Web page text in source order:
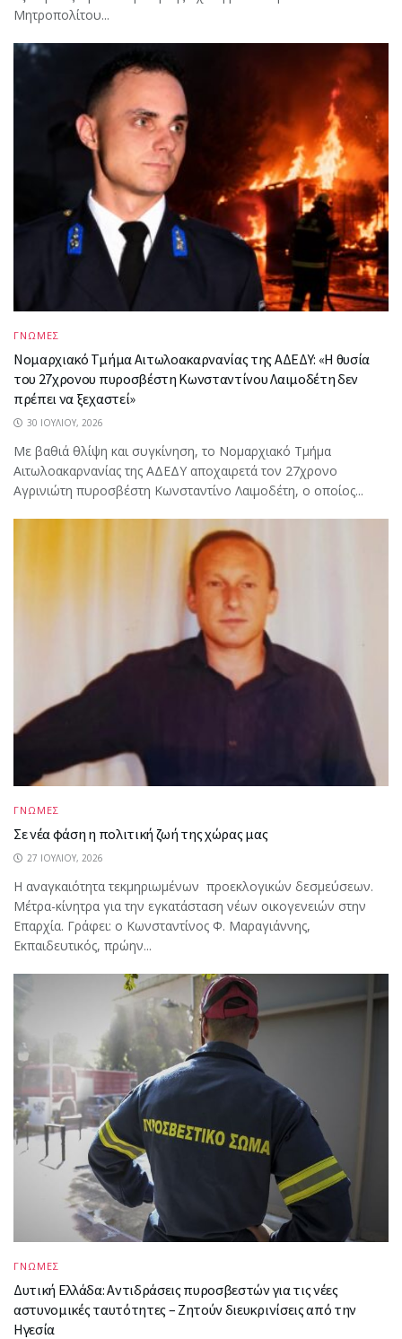
Μητροπολίτου...
ΓΝΩΜΕΣ
Νομαρχιακό Τμήμα Αιτωλοακαρνανίας της ΑΔΕΔΥ: «Η θυσία
του 27χρονου πυροσβέστη Κωνσταντίνου Λαιμοδέτη δεν
πρέπει να ξεχαστεί»
30 ΙΟΥΛΊΟΥ, 2026
Με βαθιά θλίψη και συγκίνηση, το Νομαρχιακό Τμήμα
Αιτωλοακαρνανίας της ΑΔΕΔΥ αποχαιρετά τον 27χρονο
Αγρινιώτη πυροσβέστη Κωνσταντίνο Λαιμοδέτη, ο οποίος...
ΓΝΩΜΕΣ
Σε νέα φάση η πολιτική ζωή της χώρας μας
27 ΙΟΥΛΊΟΥ, 2026
Η αναγκαιότητα τεκμηριωμένων προεκλογικών δεσμεύσεων.
Μέτρα-κίνητρα για την εγκατάσταση νέων οικογενειών στην
Επαρχία. Γράφει: ο Κωνσταντίνος Φ. Μαραγιάννης,
Εκπαιδευτικός, πρώην...
ΓΝΩΜΕΣ
Δυτική Ελλάδα: Αντιδράσεις πυροσβεστών για τις νέες
αστυνομικές ταυτότητες – Ζητούν διευκρινίσεις από την
Ηγεσία